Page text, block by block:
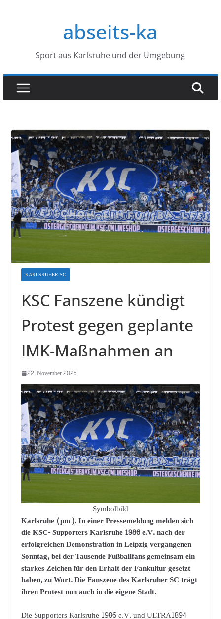
abseits-ka
Sport aus Karlsruhe und der Umgebung
KARLSRUHER SC
KSC Fanszene kündigt
Protest gegen geplante
IMK-Maßnahmen an
22. November 2025
Symbolbild
Karlsruhe (pm). In einer Pressemeldung melden sich
die KSC- Supporters Karlsruhe 1986 e.V. nach der
erfolgreichen Demonstration in Leipzig vergangenen
Sonntag, bei der Tausende Fußballfans gemeinsam ein
starkes Zeichen für den Erhalt der Fankultur gesetzt
haben, zu Wort. Die Fanszene des Karlsruher SC trägt
ihren Protest nun auch in die eigene Stadt.
Die Supporters Karlsruhe 1986 e.V. und ULTRA1894